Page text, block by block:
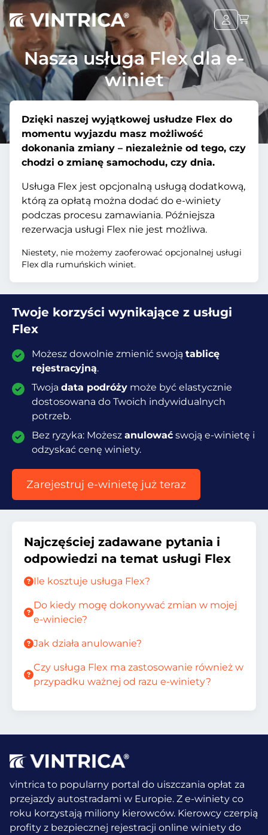
Nasza usługa Flex dla e-
winiet
Dzięki naszej wyjątkowej usłudze Flex do
momentu wyjazdu masz możliwość
dokonania zmiany – niezależnie od tego, czy
chodzi o zmianę samochodu, czy dnia.
Usługa Flex jest opcjonalną usługą dodatkową,
którą za opłatą można dodać do e-winiety
podczas procesu zamawiania. Późniejsza
rezerwacja usługi Flex nie jest możliwa.
Niestety, nie możemy zaoferować opcjonalnej usługi
Flex dla rumuńskich winiet.
Twoje korzyści wynikające z usługi
Flex
Możesz dowolnie zmienić swoją tablicę
rejestracyjną.
Twoja data podróżymoże być elastycznie
dostosowana do Twoich indywidualnych
potrzeb.
Bez ryzyka: Możesz anulowaćswoją e-winietę i
odzyskać cenę winiety.
Zarejestruj e-winietę już teraz
Najczęściej zadawane pytania i
odpowiedzi na temat usługi Flex
Ile kosztuje usługa Flex?
Do kiedy mogę dokonywać zmian w mojej
e-winiecie?
Jak działa anulowanie?
Czy usługa Flex ma zastosowanie również w
przypadku ważnej od razu e-winiety?
vintrica to popularny portal do uiszczania opłat za
przejazdy autostradami w Europie. Z e-winiety co
roku korzystają miliony kierowców. Kierowcy czerpią
profity z bezpiecznej rejestracji online winiety do